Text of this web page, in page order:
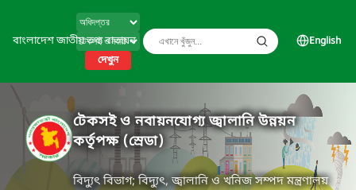
বাংলাদেশ জাতীয় তথ্য বাতায়ন
দেখুন
English
টেকসই ও নবায়নযোগ্য জ্বালানি উন্নয়ন
কর্তৃপক্ষ (স্রেডা)
বিদ্যুৎ বিভাগ; বিদ্যুৎ, জ্বালানি ও খনিজ সম্পদ মন্ত্রণালয়